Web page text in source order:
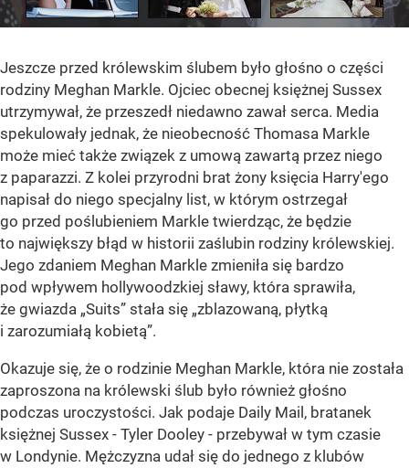
Jeszcze przed królewskim ślubem było głośno o części
rodziny Meghan Markle. Ojciec obecnej księżnej Sussex
utrzymywał, że przeszedł niedawno zawał serca. Media
spekulowały jednak, że nieobecność Thomasa Markle
może mieć także związek z umową zawartą przez niego
z paparazzi. Z kolei przyrodni brat żony księcia Harry'ego
napisał do niego specjalny list, w którym ostrzegał
go przed poślubieniem Markle twierdząc, że będzie
to największy błąd w historii zaślubin rodziny królewskiej.
Jego zdaniem Meghan Markle zmieniła się bardzo
pod wpływem hollywoodzkiej sławy, która sprawiła,
że gwiazda „Suits” stała się „zblazowaną, płytką
i zarozumiałą kobietą”.
Okazuje się, że o rodzinie Meghan Markle, która nie została
zaproszona na królewski ślub było również głośno
podczas uroczystości. Jak podaje Daily Mail, bratanek
księżnej Sussex - Tyler Dooley - przebywał w tym czasie
w Londynie. Mężczyzna udał się do jednego z klubów